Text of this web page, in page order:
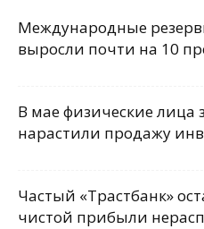
Международные
выросли почти на 10
В мае физические лица
нарастили продажу
Частый «Трастбанк»
чистой прибыли